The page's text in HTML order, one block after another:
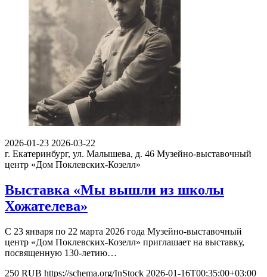
2026-01-23 2026-03-22
г. Екатеринбург, ул. Малышева, д. 46 Музейно-выставочный
центр «Дом Поклевских-Козелл»
Выставка «Мы вышли из школы
Хожателева»
С 23 января по 22 марта 2026 года Музейно-выставочный
центр «Дом Поклевских-Козелл» приглашает на выставку,
посвященную 130-летию…
250 RUB https://schema.org/InStock 2026-01-16T00:35:00+03:00